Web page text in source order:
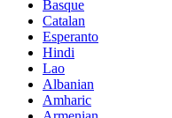
Basque
Catalan
Esperanto
Hindi
Lao
Albanian
Amharic